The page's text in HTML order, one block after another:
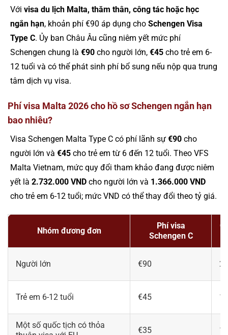
Với visa du lịch Malta, thăm thân, công tác hoặc học
ngắn hạn, khoản phí €90 áp dụng cho Schengen Visa
Type C. Ủy ban Châu Âu cũng niêm yết mức phí
Schengen chung là €90 cho người lớn, €45 cho trẻ em 6-
12 tuổi và có thể phát sinh phí bổ sung nếu nộp qua trung
tâm dịch vụ visa.
Phí visa Malta 2026 cho hồ sơ Schengen ngắn hạn
bao nhiêu?
Visa Schengen Malta Type C có phí lãnh sự €90 cho
người lớn và €45 cho trẻ em từ 6 đến 12 tuổi. Theo VFS
Malta Vietnam, mức quy đổi tham khảo đang được niêm
yết là 2.732.000 VND cho người lớn và 1.366.000 VND
cho trẻ em 6-12 tuổi; mức VND có thể thay đổi theo tỷ giá.
Nhóm đương đơn
Phí visa
Schengen C
Người lớn €90
Trẻ em 6-12 tuổi €45
Một số quốc tịch có thỏa
€35